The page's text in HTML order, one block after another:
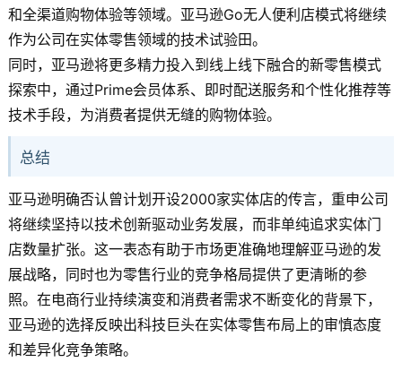
和全渠道购物体验等领域。亚马逊Go无人便利店模式将继续
作为公司在实体零售领域的技术试验田。
同时，亚马逊将更多精力投入到线上线下融合的新零售模式
探索中，通过Prime会员体系、即时配送服务和个性化推荐等
技术手段，为消费者提供无缝的购物体验。
总结
亚马逊明确否认曾计划开设2000家实体店的传言，重申公司
将继续坚持以技术创新驱动业务发展，而非单纯追求实体门
店数量扩张。这一表态有助于市场更准确地理解亚马逊的发
展战略，同时也为零售行业的竞争格局提供了更清晰的参
照。在电商行业持续演变和消费者需求不断变化的背景下，
亚马逊的选择反映出科技巨头在实体零售布局上的审慎态度
和差异化竞争策略。